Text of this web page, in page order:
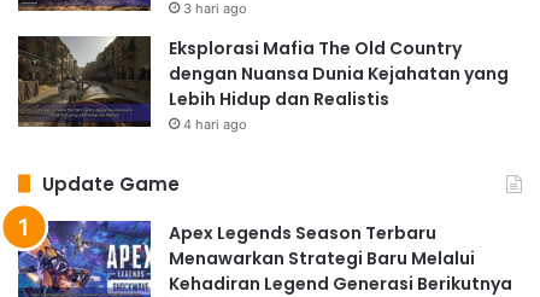
3 hari ago
Eksplorasi Mafia The Old Country
dengan Nuansa Dunia Kejahatan yang
Lebih Hidup dan Realistis
4 hari ago
Update Game
Apex Legends Season Terbaru
Menawarkan Strategi Baru Melalui
Kehadiran Legend Generasi Berikutnya